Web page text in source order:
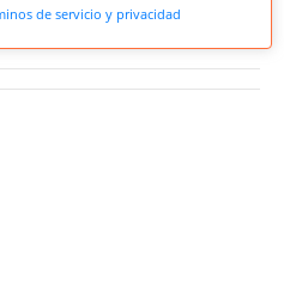
de servicio y privacidad